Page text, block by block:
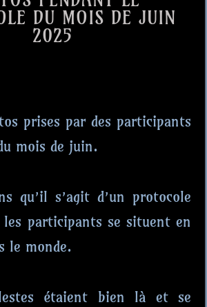
DU MOIS DE JUIN
2025
prises par des participants
mois de juin.
qu’il s’agit d’un protocole
participants se situent en
le monde.
étaient bien là et se